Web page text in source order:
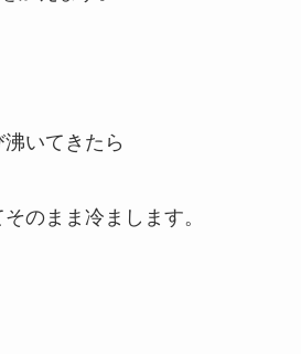
いてきたら
のまま冷まします。